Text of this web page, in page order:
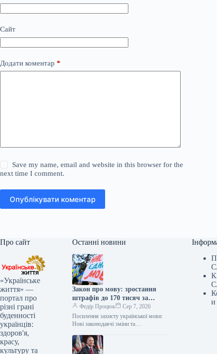
Сайт
Додати коментар *
Save my name, email and website in this browser for the
next time I comment.
Опублікувати коментар
Про сайт
«Українське
життя» —
портал про
різні грані
буденності
українців:
здоров'я,
красу,
культуру та
Останні новини
Закон про мову: зростання
штрафів до 170 тисяч за
порушення
Федір Процюк
Сер 7, 2026
Посилення захисту української мови:
Нові законодавчі зміни та
для зміцнення мовних позицій Комітет
з питань гуманітарної та…
и